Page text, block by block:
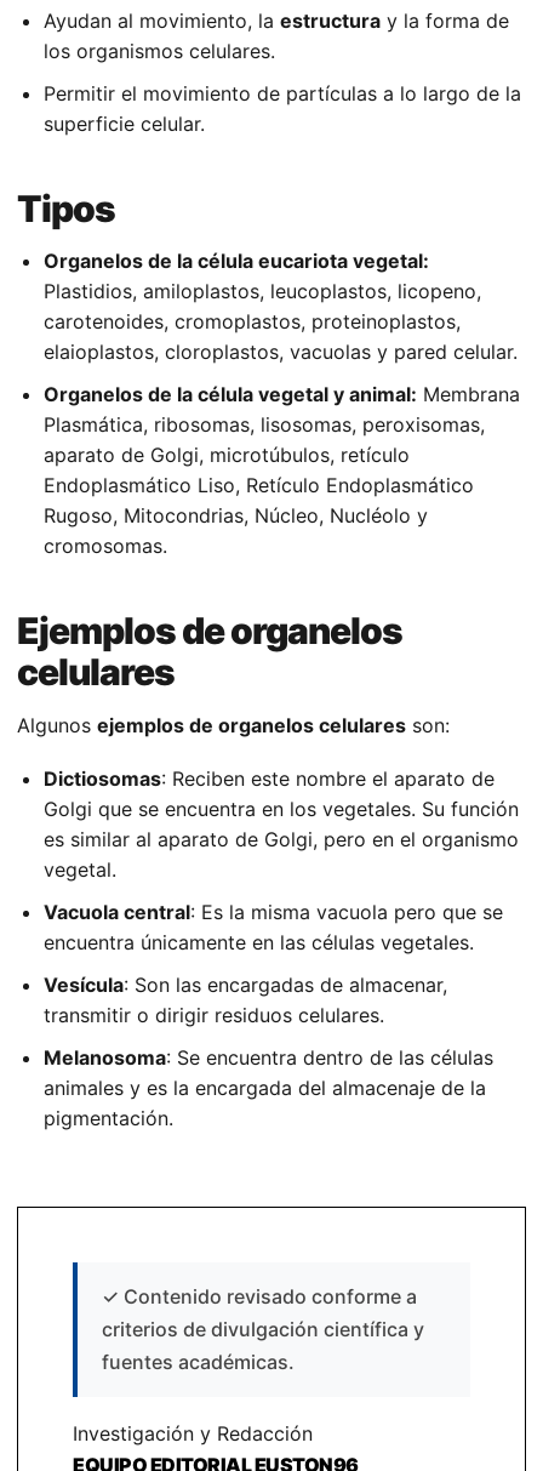
Ayudan al movimiento, la estructura y la forma de
los organismos celulares.
Permitir el movimiento de partículas a lo largo de la
superficie celular.
Tipos
Organelos de la célula eucariota vegetal:
Plastidios, amiloplastos, leucoplastos, licopeno,
carotenoides, cromoplastos, proteinoplastos,
elaioplastos, cloroplastos, vacuolas y pared celular.
Organelos de la célula vegetal y animal: Membrana
Plasmática, ribosomas, lisosomas, peroxisomas,
aparato de Golgi, microtúbulos, retículo
Endoplasmático Liso, Retículo Endoplasmático
Rugoso, Mitocondrias, Núcleo, Nucléolo y
cromosomas.
Ejemplos de organelos
celulares
Algunos ejemplos de organelos celulares son:
Dictiosomas: Reciben este nombre el aparato de
Golgi que se encuentra en los vegetales. Su función
es similar al aparato de Golgi, pero en el organismo
vegetal.
Vacuola central: Es la misma vacuola pero que se
encuentra únicamente en las células vegetales.
Vesícula: Son las encargadas de almacenar,
transmitir o dirigir residuos celulares.
Melanosoma: Se encuentra dentro de las células
animales y es la encargada del almacenaje de la
pigmentación.
✓ Contenido revisado conforme a
criterios de divulgación científica y
fuentes académicas.
Investigación y Redacción
EQUIPO EDITORIAL EUSTON96